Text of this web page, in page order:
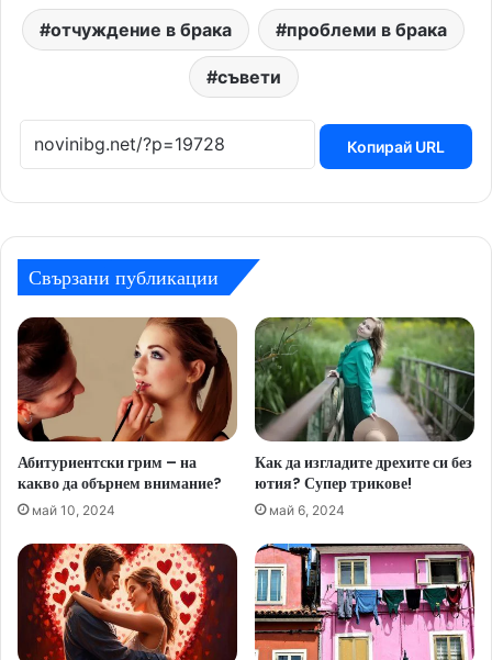
отчуждение в брака проблеми в брака
съвети
Копирай URL
Свързани публикации
Абитуриентски грим – на
какво да обърнем внимание?
май 10, 2024
Как да изгладите дрехите си без
ютия? Супер трикове!
май 6, 2024